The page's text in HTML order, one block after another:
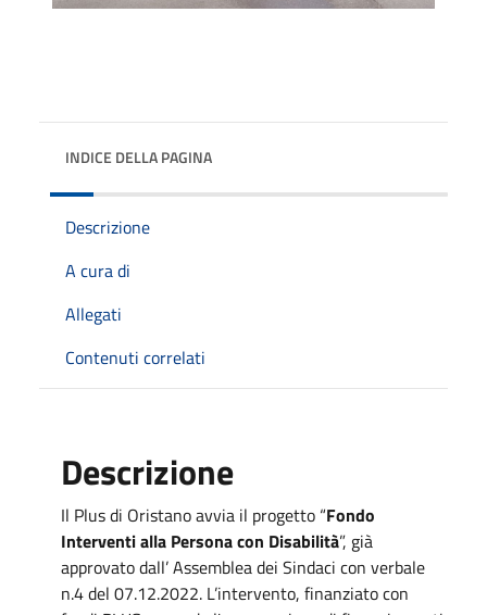
INDICE DELLA PAGINA
Descrizione
A cura di
Allegati
Contenuti correlati
Descrizione
Il Plus di Oristano avvia il progetto “Fondo
Interventi alla Persona con Disabilità”, già
approvato dall’ Assemblea dei Sindaci con verbale
n.4 del 07.12.2022. L’intervento, finanziato con